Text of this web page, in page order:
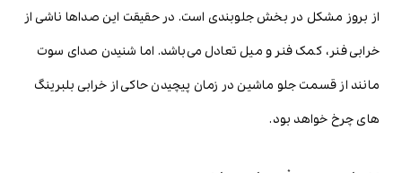
از بروز مشکل در بخش جلوبندی است. در حقیقت این صداها ناشی از
خرابی فنر، کمک فنر و میل تعادل می‌باشد. اما شنیدن صدای سوت
مانند از قسمت جلو ماشین در زمان پیچیدن حاکی از خرابی بلبرینگ
های چرخ خواهد بود.